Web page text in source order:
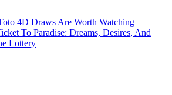
4D Draws Are Worth Watching
To Paradise: Dreams, Desires, And
Lottery